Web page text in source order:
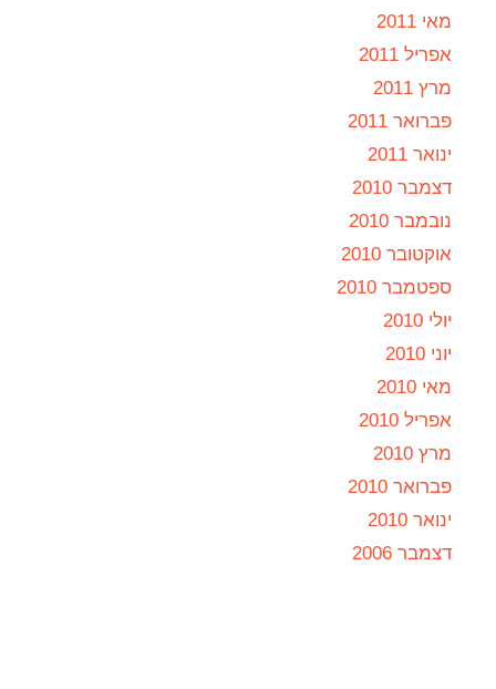
מאי 2011
אפריל 2011
מרץ 2011
פברואר 2011
ינואר 2011
דצמבר 2010
נובמבר 2010
אוקטובר 2010
ספטמבר 2010
יולי 2010
יוני 2010
מאי 2010
אפריל 2010
מרץ 2010
פברואר 2010
ינואר 2010
דצמבר 2006